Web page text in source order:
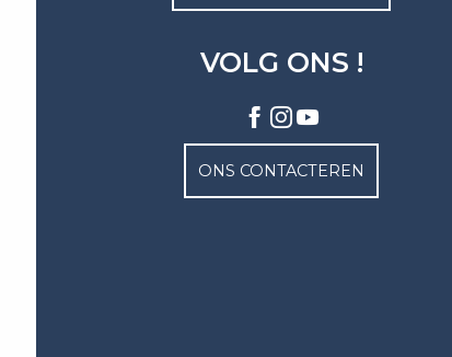
VOLG ONS !
ONS CONTACTEREN